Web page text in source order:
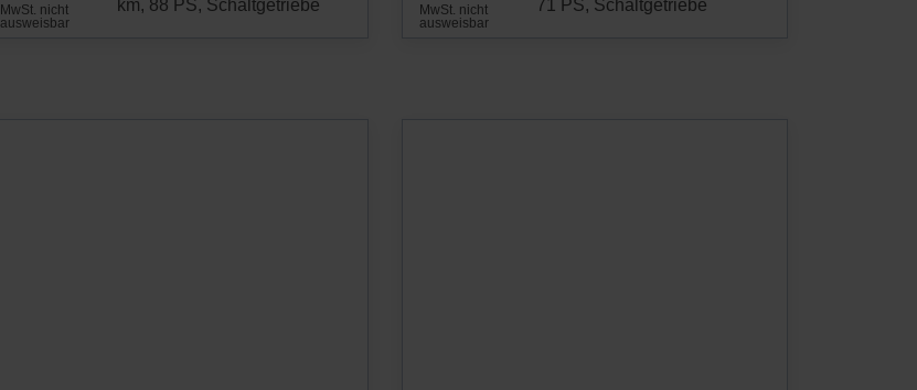
MwSt. nicht
ausweisbar
km, 88 PS, Schaltgetriebe
MwSt. nicht
ausweisbar
71 PS, Schaltgetriebe